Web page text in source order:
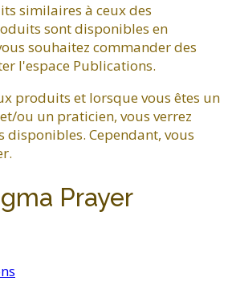
similaires à ceux des
sont disponibles en
souhaitez commander des
l'espace Publications.
produits et lorsque vous êtes un
ou un praticien, vous verrez
disponibles. Cependant, vous
Prayer